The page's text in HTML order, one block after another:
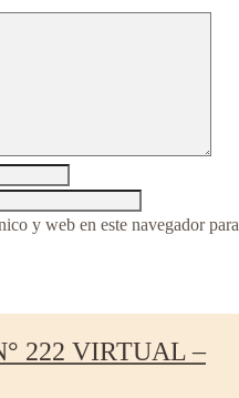
y web en este navegador para
222 VIRTUAL –